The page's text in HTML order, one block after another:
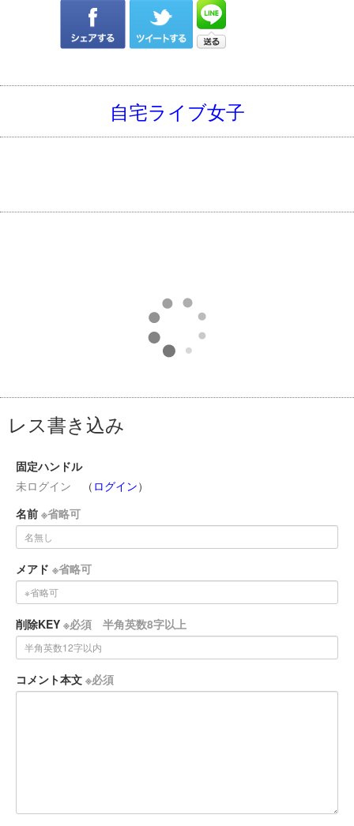
自宅ライブ女子
レス書き込み
固定ハンドル
未ログイン （ ログイン）
名前 ※省略可
メアド ※省略可
削除KEY ※必須 半角英数8字以上
コメント本文 ※必須